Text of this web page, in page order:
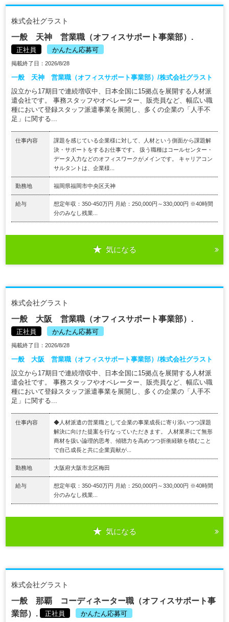
株式会社グラスト
一般 天神 営業職（オフィスサポート事業部）.
正社員 かんたん応募可
掲載終了日：2026/8/28
一般 天神 営業職（オフィスサポート事業部）/株式会社グラスト
設立から17期目で連続増収中、日本全国に15拠点を展開する人材派
遣会社です。 事務スタッフやオペレーター、販売員など、幅広い職
種において登録スタッフ派遣事業を展開し、多くの企業の「人手不
足」に関する...
仕事内容
課題を感じている企業様に対して、人材という側面から課題解
決・サポートをするお仕事です。 扱う職種はコールセンター・
データ入力などのオフィスワークがメインです。 キャリアコン
サルタントは、企業様...
勤務地 福岡県福岡市中央区天神
給与
想定年収：350-450万円 月給：250,000円～330,000円 ※40時間
分のみなし残業...
気になる
株式会社グラスト
一般 大阪 営業職（オフィスサポート事業部）.
正社員 かんたん応募可
掲載終了日：2026/8/28
一般 大阪 営業職（オフィスサポート事業部）/株式会社グラスト
設立から17期目で連続増収中、日本全国に15拠点を展開する人材派
遣会社です。 事務スタッフやオペレーター、販売員など、幅広い職
種において登録スタッフ派遣事業を展開し、多くの企業の「人手不
足」に関する...
仕事内容
◆人材派遣の営業職として企業の事業成長に寄り添いつつ課題
解決に向けた提案を行なっていただきます。 人材業界にて無形
商材を扱い論理的思考、傾聴力を高めつつ折衝経験を積むこと
で自己成長と共に企業貢献が...
勤務地 大阪府大阪市北区梅田
給与
想定年収：350-450万円 月給：250,000円～330,000円 ※40時間
分のみなし残業...
気になる
株式会社グラスト
一般 那覇 コーディネーター職（オフィスサポート事
業部）.
正社員 かんたん応募可